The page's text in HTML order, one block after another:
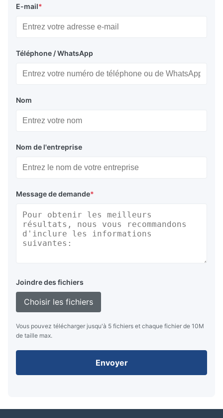
E-mail*
Téléphone / WhatsApp
Nom
Nom de l'entreprise
Message de demande*
Joindre des fichiers
Choisir les fichiers
Vous pouvez télécharger jusqu'à 5 fichiers et chaque fichier de 10M
de taille max.
Envoyer